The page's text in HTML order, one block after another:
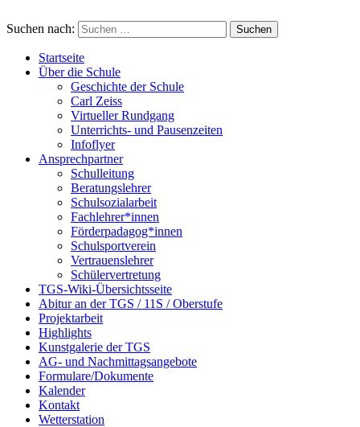
Suchen nach:
Startseite
Über die Schule
Geschichte der Schule
Carl Zeiss
Virtueller Rundgang
Unterrichts- und Pausenzeiten
Infoflyer
Ansprechpartner
Schulleitung
Beratungslehrer
Schulsozialarbeit
Fachlehrer*innen
Förderpadagog*innen
Schulsportverein
Vertrauenslehrer
Schülervertretung
TGS-Wiki-Übersichtsseite
Abitur an der TGS / 11S / Oberstufe
Projektarbeit
Highlights
Kunstgalerie der TGS
AG- und Nachmittagsangebote
Formulare/Dokumente
Kalender
Kontakt
Wetterstation